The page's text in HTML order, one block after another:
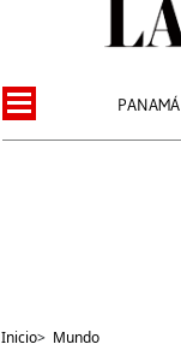
PANAMÁ
Inicio> Mundo